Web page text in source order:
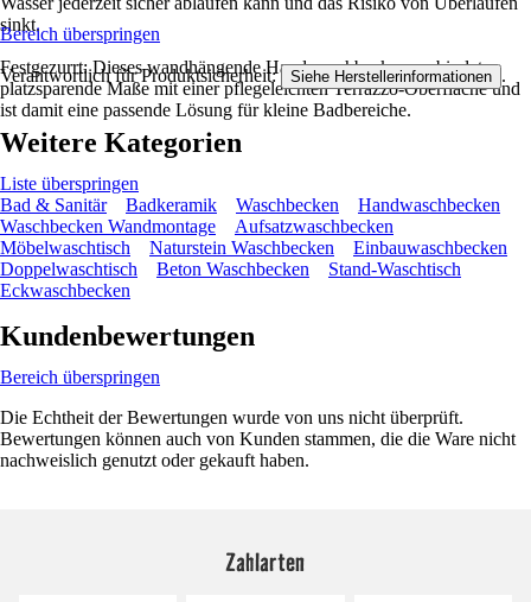
sinkt.
Festgezurrt: Dieses wandhängende Handwaschbecken verbindet
platzsparende Maße mit einer pflegeleichten Terrazzo-Oberfläche und
ist damit eine passende Lösung für kleine Badbereiche.
Bereich überspringen
Verantwortlich für Produktsicherheit: Siehe Herstellerinformationen .
Weitere Kategorien
Liste überspringen
Bad & Sanitär
Badkeramik Waschbecken
Handwaschbecken
Waschbecken Wandmontage
Aufsatzwaschbecken
Möbelwaschtisch
Naturstein Waschbecken
Einbauwaschbecken
Doppelwaschtisch
Beton Waschbecken
Stand-Waschtisch
Eckwaschbecken
Kundenbewertungen
Bereich überspringen
Die Echtheit der Bewertungen wurde von uns nicht überprüft.
Bewertungen können auch von Kunden stammen, die die Ware nicht
nachweislich genutzt oder gekauft haben.
Zahlarten